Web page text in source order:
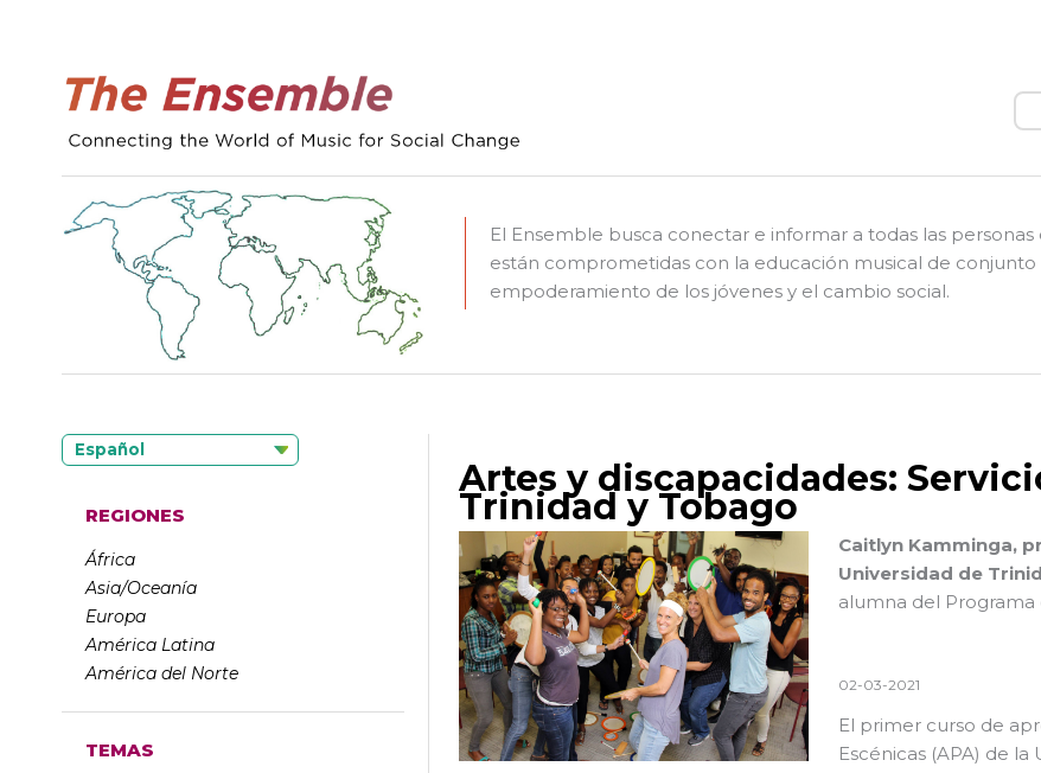
El Ensemble busca conectar e informar a todas las personas
están comprometidas con la educación musical de conjunto
empoderamiento de los jóvenes y el cambio social.
Español
REGIONES
África
Asia/Oceanía
Europa
América Latina
América del Norte
TEMAS
Artes y discapacidades:
Trinidad y Tobago
Caitlyn Kamminga,
Universidad de
alumna del Programa
02-03-2021
El primer curso de
Escénicas (APA) de